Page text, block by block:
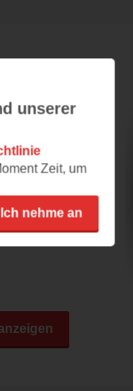
sie
unserer
Zeit, um
Ich nehme an